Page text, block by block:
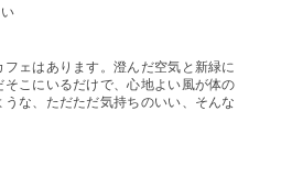
ェはあります。澄んだ空気と新緑に
こにいるだけで、心地よい風が体の
な、ただただ気持ちのいい、そんな